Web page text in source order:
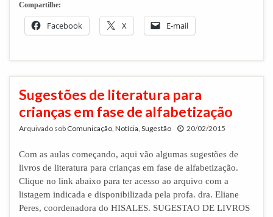
Compartilhe:
Facebook X E-mail
Sugestões de literatura para
crianças em fase de alfabetização
Arquivado sob Comunicação Notícia Sugestão 20/02/2015
Com as aulas começando, aqui vão algumas sugestões de
livros de literatura para crianças em fase de alfabetização.
Clique no link abaixo para ter acesso ao arquivo com a
listagem indicada e disponibilizada pela profa. dra. Eliane
Peres, coordenadora do HISALES. SUGESTAO DE LIVROS